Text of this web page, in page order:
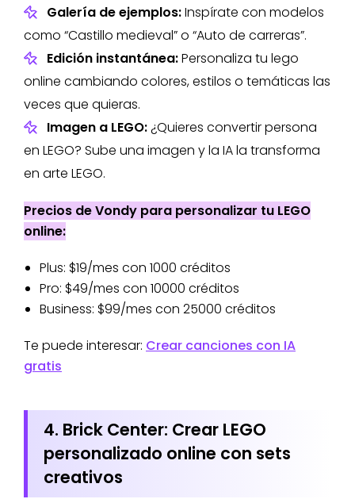
Galería de ejemplos:Inspírate con modelos
como “Castillo medieval” o “Auto de carreras”.
Edición instantánea:Personaliza tu lego
online cambiando colores, estilos o temáticas las
veces que quieras.
Imagen a LEGO:¿Quieres convertir persona
en LEGO? Sube una imagen y la IA la transforma
en arte LEGO.
Precios de Vondy para personalizar tu LEGO
online:
Plus: $19/mes con 1000 créditos
Pro: $49/mes con 10000 créditos
Business: $99/mes con 25000 créditos
Te puede interesar: Crear canciones con IA
gratis
4. Brick Center: Crear LEGO
personalizado online con sets
creativos